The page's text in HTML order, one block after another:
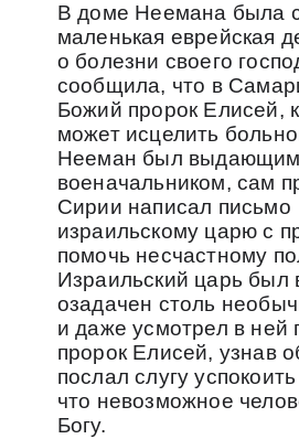
В доме Неемана была
маленькая еврейская
о болезни своего
сообщила, что в
Божий пророк Елисей,
может исцелить
Нееман был
военачальником, сам
Сирии написал письмо
израильскому царю с
помочь несчастному
Израильский царь был
озадачен столь
и даже усмотрел в ней
пророк Елисей, узнав
послал слугу
что невозможное
Богу.